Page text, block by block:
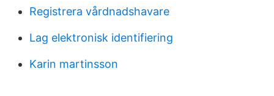
Registrera vårdnadshavare
Lag elektronisk identifiering
Karin martinsson